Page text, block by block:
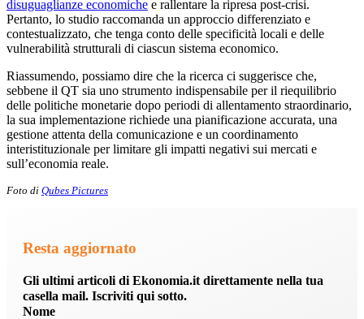
disuguaglianze economiche e rallentare la ripresa post-crisi.
Pertanto, lo studio raccomanda un approccio differenziato e
contestualizzato, che tenga conto delle specificità locali e delle
vulnerabilità strutturali di ciascun sistema economico.
Riassumendo, possiamo dire che la ricerca ci suggerisce che,
sebbene il QT sia uno strumento indispensabile per il riequilibrio
delle politiche monetarie dopo periodi di allentamento straordinario,
la sua implementazione richiede una pianificazione accurata, una
gestione attenta della comunicazione e un coordinamento
interistituzionale per limitare gli impatti negativi sui mercati e
sull’economia reale.
Foto di Qubes Pictures
Resta aggiornato
Gli ultimi articoli di Ekonomia.it direttamente nella tua
casella mail. Iscriviti qui sotto.
Nome